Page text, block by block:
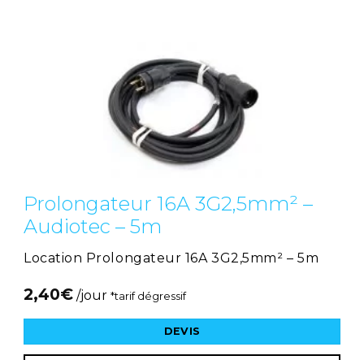
Prolongateur 16A 3G2,5mm² –
Audiotec – 5m
Location Prolongateur 16A 3G2,5mm² – 5m
2,40€ /jour *tarif dégressif
DEVIS